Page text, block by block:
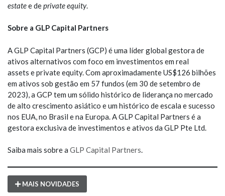
estatee deprivate equity.
Sobre a GLP Capital Partners
A GLP Capital Partners (GCP) é uma líder global gestora de
ativos alternativos com foco em investimentos em real
assets e private equity. Com aproximadamente US$126 bilhões
em ativos sob gestão em 57 fundos (em 30 de setembro de
2023), a GCP tem um sólido histórico de liderança no mercado
de alto crescimento asiático e um histórico de escala e sucesso
nos EUA, no Brasil e na Europa. A GLP Capital Partners é a
gestora exclusiva de investimentos e ativos da GLP Pte Ltd.
Saiba mais sobre a GLP Capital Partners.
MAIS NOVIDADES